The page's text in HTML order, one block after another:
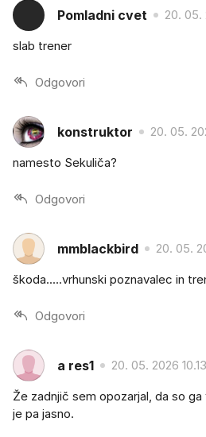
Pomladni cvet 20. 05.
slab trener
Odgovori
konstruktor 20. 05.
namesto Sekuliča?
Odgovori
mmblackbird 20. 05.
škoda.....vrhunski poznavalec in
Odgovori
a res1 20. 05. 2026 10.13
Že zadnjič sem opozarjal, da so
je pa jasno.